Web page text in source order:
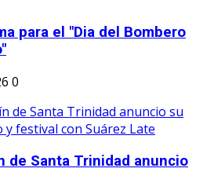
para el "Dia del Bombero
0
de Santa Trinidad anuncio